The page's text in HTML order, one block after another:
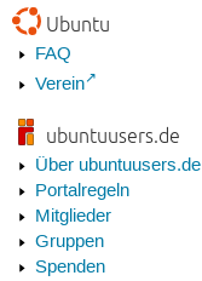
Ubuntu
FAQ
Verein
ubuntuusers.de
Über ubuntuusers.de
Portalregeln
Mitglieder
Gruppen
Spenden